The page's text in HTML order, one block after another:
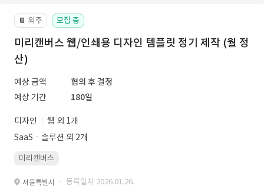
📔 외주 모집 중
미리캔버스 웹/인쇄용 디자인 템플릿 정기 제작 (월 정
산)
예상 금액
협의 후 결정
예상 기간
180일
디자인
웹 외 1개
SaaSㆍ솔루션 외 2개
미리캔버스
서울특별시 · 등록일자 2026.01.26.